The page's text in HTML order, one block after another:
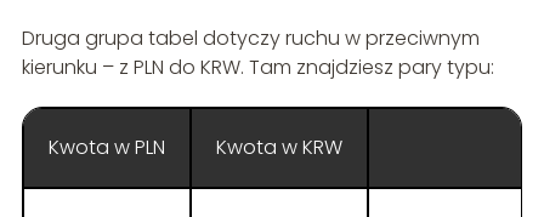
Druga grupa tabel dotyczy ruchu w przeciwnym
kierunku – z PLN do KRW. Tam znajdziesz pary typu:
Kwota w PLN Kwota w KRW